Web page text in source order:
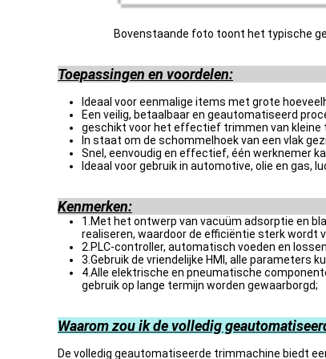
Bovenstaande foto toont het typische
Toepassingen en voordelen:
Ideaal voor eenmalige items met grote
Een veilig, betaalbaar en geautomatiseerd
geschikt voor het effectief trimmen van kleine
In staat om de schommelhoek van een vlak
Snel, eenvoudig en effectief, één werknemer
Ideaal voor gebruik in automotive, olie en gas,
Kenmerken:
1.Met het ontwerp van vacuüm adsorptie en
realiseren, waardoor de efficiëntie sterk wordt
2.PLC-controller, automatisch voeden en
3.Gebruik de vriendelijke HMI, alle parameters
4.Alle elektrische en pneumatische
gebruik op lange termijn worden gewaarborgd;
Waarom zou ik de volledig
De volledig geautomatiseerde trimmachine biedt